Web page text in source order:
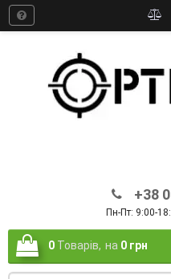
+38
Пн-Пт: 9:00-
0 Товарів, на 0 грн